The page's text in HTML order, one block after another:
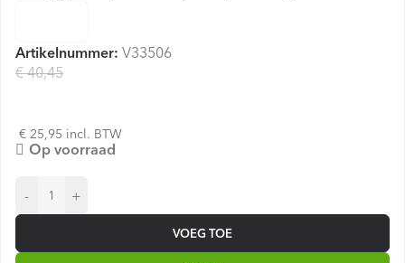
Artikelnummer: V33506
€ 40,45
€ 25,95 incl. BTW
Op voorraad
- +
VOEG TOE